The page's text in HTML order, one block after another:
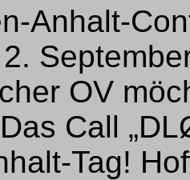
Anhalt-
OV
Call
Tag!